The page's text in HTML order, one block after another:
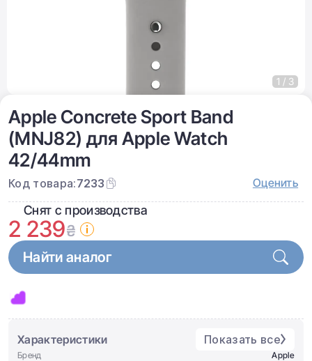
Apple Concrete Sport Band
(MNJ82) для Apple Watch
42/44mm
Код товара:7233 Оценить
Снят с производства
2 239₴
Найти аналог
Характеристики Показать все
Бренд
Apple
1 / 3